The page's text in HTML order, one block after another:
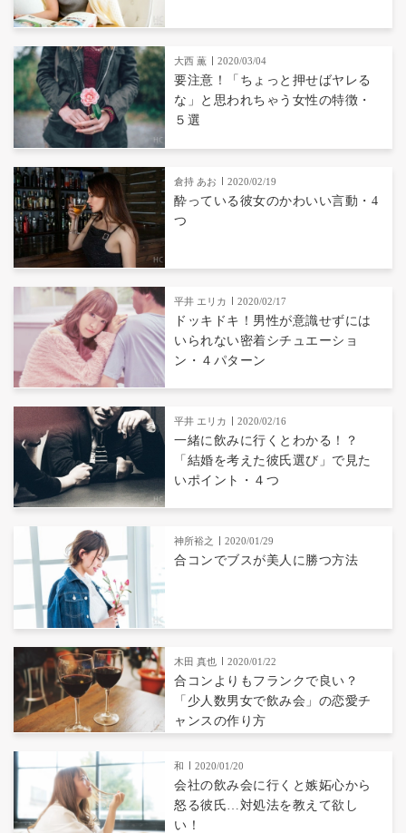
大西 薫 2020/03/04
要注意！「ちょっと押せばヤレる
な」と思われちゃう女性の特徴・
５選
倉持 あお 2020/02/19
酔っている彼女のかわいい言動・4
つ
平井 エリカ 2020/02/17
ドッキドキ！男性が意識せずには
いられない密着シチュエーショ
ン・４パターン
平井 エリカ 2020/02/16
一緒に飲みに行くとわかる！？
「結婚を考えた彼氏選び」で見た
いポイント・４つ
神所裕之 2020/01/29
合コンでブスが美人に勝つ方法
木田 真也 2020/01/22
合コンよりもフランクで良い？
「少人数男女で飲み会」の恋愛チ
ャンスの作り方
和 2020/01/20
会社の飲み会に行くと嫉妬心から
怒る彼氏…対処法を教えて欲し
い！